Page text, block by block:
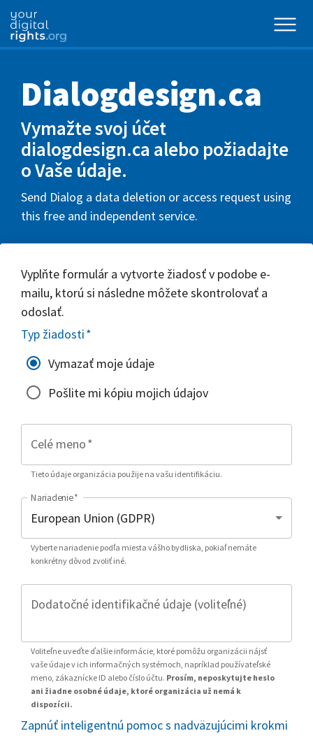
Dialogdesign.ca
Vymažte svoj účet
dialogdesign.ca alebo požiadajte
o Vaše údaje.
Send Dialog a data deletion or access request using
this free and independent service.
Vyplňte formulár a vytvorte žiadosť v podobe e-
mailu, ktorú si následne môžete skontrolovať a
odoslať.
Typ žiadosti*
Vymazať moje údaje
Pošlite mi kópiu mojich údajov
Celé meno*
Tieto údaje organizácia použije na vašu identifikáciu.
Nariadenie*
Vyberte nariadenie podľa miesta vášho bydliska, pokiaľ nemáte
konkrétny dôvod zvoliť iné.
Dodatočné identifikačné údaje (voliteľné)
Voliteľne uveďte ďalšie informácie, ktoré pomôžu organizácii nájsť
vaše údaje v ich informačných systémoch, napríklad používateľské
meno, zákaznícke ID alebo číslo účtu. Prosím, neposkytujte heslo
ani žiadne osobné údaje, ktoré organizácia už nemá k
dispozícii.
Zapnúť inteligentnú pomoc s nadväzujúcimi krokmi